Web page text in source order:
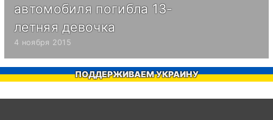
автомобиля погибла 13-
летняя девочка
4 ноября 2015
ПОДДЕРЖИВАЕМ УКРАИНУ